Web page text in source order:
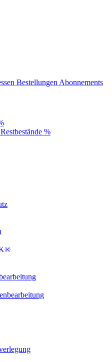
Bestellungen Abonnements
%